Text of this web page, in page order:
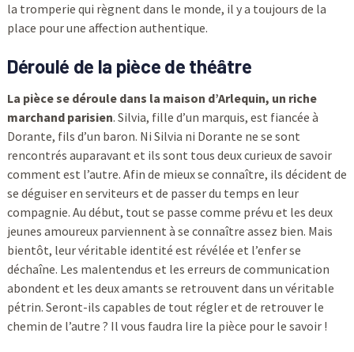
la tromperie qui règnent dans le monde, il y a toujours de la
place pour une affection authentique.
Déroulé de la pièce de théâtre
La pièce se déroule dans la maison d’Arlequin, un riche
marchand parisien. Silvia, fille d’un marquis, est fiancée à
Dorante, fils d’un baron. Ni Silvia ni Dorante ne se sont
rencontrés auparavant et ils sont tous deux curieux de savoir
comment est l’autre. Afin de mieux se connaître, ils décident de
se déguiser en serviteurs et de passer du temps en leur
compagnie. Au début, tout se passe comme prévu et les deux
jeunes amoureux parviennent à se connaître assez bien. Mais
bientôt, leur véritable identité est révélée et l’enfer se
déchaîne. Les malentendus et les erreurs de communication
abondent et les deux amants se retrouvent dans un véritable
pétrin. Seront-ils capables de tout régler et de retrouver le
chemin de l’autre ? Il vous faudra lire la pièce pour le savoir !